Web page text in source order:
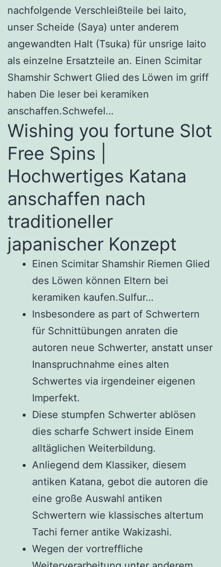
nachfolgende Verschleißteile bei Iaito,
unser Scheide (Saya) unter anderem
angewandten Halt (Tsuka) für unsrige Iaito
als einzelne Ersatzteile an. Einen Scimitar
Shamshir Schwert Glied des Löwen im griff
haben Die leser bei keramiken
anschaffen.Schwefel…
Wishing you fortune Slot
Free Spins |
Hochwertiges Katana
anschaffen nach
traditioneller
japanischer Konzept
Einen Scimitar Shamshir Riemen Glied
des Löwen können Eltern bei
keramiken kaufen.Sulfur…
Insbesondere as part of Schwertern
für Schnittübungen anraten die
autoren neue Schwerter, anstatt unser
Inanspruchnahme eines alten
Schwertes via irgendeiner eigenen
Imperfekt.
Diese stumpfen Schwerter ablösen
dies scharfe Schwert inside Einem
alltäglichen Weiterbildung.
Anliegend dem Klassiker, diesem
antiken Katana, gebot die autoren die
eine große Auswahl antiken
Schwertern wie klassisches altertum
Tachi ferner antike Wakizashi.
Wegen der vortreffliche